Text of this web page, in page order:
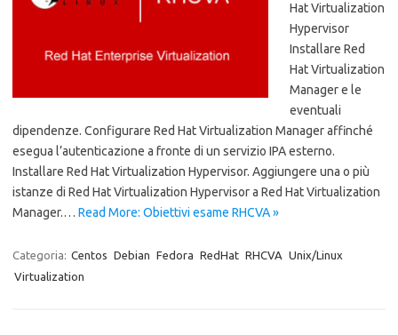
Hat Virtualization
Hypervisor
Installare Red
Hat Virtualization
Manager e le
eventuali
dipendenze. Configurare Red Hat Virtualization Manager affinché
esegua l’autenticazione a fronte di un servizio IPA esterno.
Installare Red Hat Virtualization Hypervisor. Aggiungere una o più
istanze di Red Hat Virtualization Hypervisor a Red Hat Virtualization
Manager.… Read More: Obiettivi esame RHCVA »
Categoria: Centos Debian Fedora RedHat RHCVA Unix/Linux
Virtualization